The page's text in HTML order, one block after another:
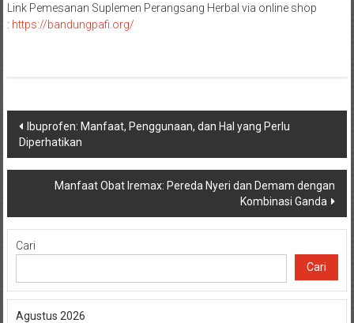
Link Pemesanan Suplemen Perangsang Herbal via online shop
: https://bandungpafi.org/
Navigasi
pos
Ibuprofen: Manfaat, Penggunaan, dan Hal yang Perlu
Diperhatikan
Manfaat Obat Iremax: Pereda Nyeri dan Demam dengan
Kombinasi Ganda
Cari
Cari
Agustus 2026